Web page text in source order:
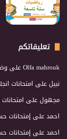
تعليقاتكم
Olfa mahroukعلى
نبيلعلى امتحانات
مجهولعلى
احمدعلى إمتحانات
احمدعلى إمتحانات